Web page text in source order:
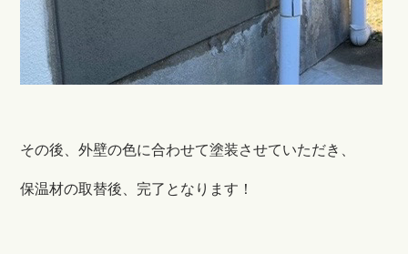
その後、外壁の色に合わせて塗装させていただき、
保温材の取替後、完了となります！